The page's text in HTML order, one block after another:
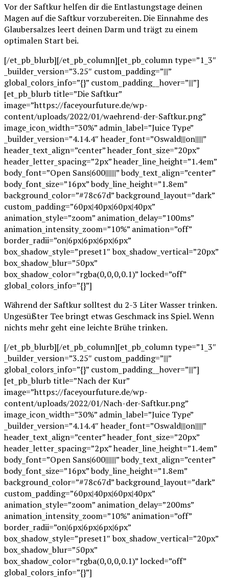
Vor der Saftkur helfen dir die Entlastungstage deinen
Magen auf die Saftkur vorzubereiten. Die Einnahme des
Glaubersalzes leert deinen Darm und trägt zu einem
optimalen Start bei.
[/et_pb_blurb][/et_pb_column][et_pb_column type=”1_3″
_builder_version=”3.25″ custom_padding=”|||”
global_colors_info=”{}” custom_padding__hover=”|||”]
[et_pb_blurb title=”Die Saftkur”
image=”https://faceyourfuture.de/wp-
content/uploads/2022/01/waehrend-der-Saftkur.png”
image_icon_width=”30%” admin_label=”Juice Type”
_builder_version=”4.14.4″ header_font=”Oswald|||on|||||”
header_text_align=”center” header_font_size=”20px”
header_letter_spacing=”2px” header_line_height=”1.4em”
body_font=”Open Sans|600|||||||” body_text_align=”center”
body_font_size=”16px” body_line_height=”1.8em”
background_color=”#78c67d” background_layout=”dark”
custom_padding=”60px|40px|60px|40px”
animation_style=”zoom” animation_delay=”100ms”
animation_intensity_zoom=”10%” animation=”off”
border_radii=”on|6px|6px|6px|6px”
box_shadow_style=”preset1″ box_shadow_vertical=”20px”
box_shadow_blur=”50px”
box_shadow_color=”rgba(0,0,0,0.1)” locked=”off”
global_colors_info=”{}”]
Während der Saftkur solltest du 2-3 Liter Wasser trinken.
Ungesüßter Tee bringt etwas Geschmack ins Spiel. Wenn
nichts mehr geht eine leichte Brühe trinken.
[/et_pb_blurb][/et_pb_column][et_pb_column type=”1_3″
_builder_version=”3.25″ custom_padding=”|||”
global_colors_info=”{}” custom_padding__hover=”|||”]
[et_pb_blurb title=”Nach der Kur”
image=”https://faceyourfuture.de/wp-
content/uploads/2022/01/Nach-der-Saftkur.png”
image_icon_width=”30%” admin_label=”Juice Type”
_builder_version=”4.14.4″ header_font=”Oswald|||on|||||”
header_text_align=”center” header_font_size=”20px”
header_letter_spacing=”2px” header_line_height=”1.4em”
body_font=”Open Sans|600|||||||” body_text_align=”center”
body_font_size=”16px” body_line_height=”1.8em”
background_color=”#78c67d” background_layout=”dark”
custom_padding=”60px|40px|60px|40px”
animation_style=”zoom” animation_delay=”200ms”
animation_intensity_zoom=”10%” animation=”off”
border_radii=”on|6px|6px|6px|6px”
box_shadow_style=”preset1″ box_shadow_vertical=”20px”
box_shadow_blur=”50px”
box_shadow_color=”rgba(0,0,0,0.1)” locked=”off”
global_colors_info=”{}”]